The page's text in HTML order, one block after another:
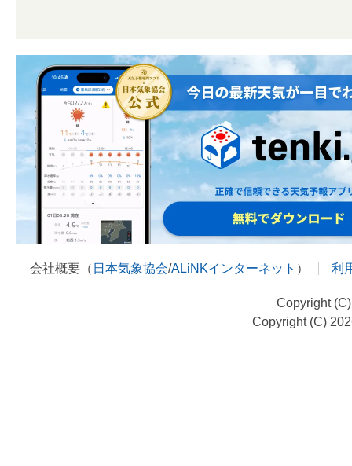
会社概要（ 日本気象協会/ALiNKインターネット ） 利
Copyright
Copyright (C)